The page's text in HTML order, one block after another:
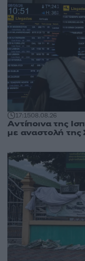
17:1508.08.26
Αντίποινα της
με αναστολή